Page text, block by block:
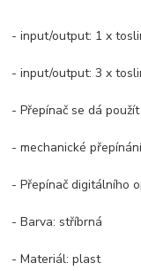
- input/output: 1 x
- input/output: 3 x
- Přepínač se dá
- mechanické
- Přepínač digitálního
- Barva: stříbrná
- Materiál: plast